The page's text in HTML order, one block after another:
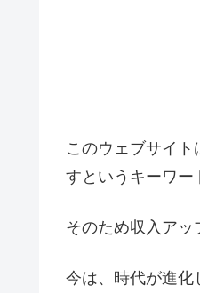
このウェブサイ
すというキーワー
そのため収入ア
今は、時代が進化